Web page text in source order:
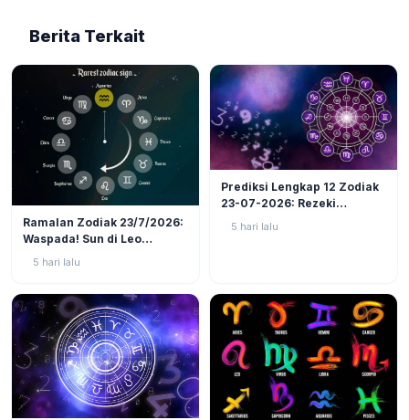
Berita Terkait
Ramalan Zodiak 23/7/2026:
Waspada! Sun di Leo
5 hari lalu
Prediksi Lengkap 12 Zodiak
23-07-2026: Rezeki
Nomplok Mengintai, Cek
5 hari lalu